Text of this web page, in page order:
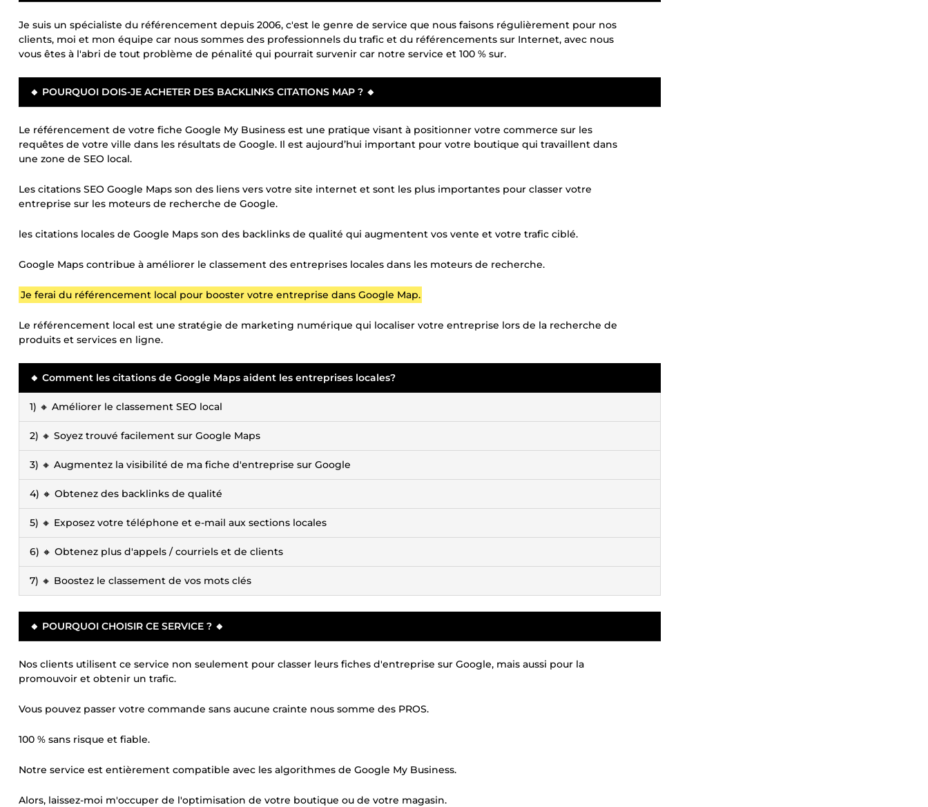
Je suis un spécialiste du référencement depuis 2006, c'est le genre de service que nous faisons régulièrement pour nos
clients, moi et mon équipe car nous sommes des professionnels du trafic et du référencements sur Internet, avec nous
vous êtes à l'abri de tout problème de pénalité qui pourrait survenir car notre service et 100 % sur.
🔸 POURQUOI DOIS-JE ACHETER DES BACKLINKS CITATIONS MAP ? 🔸
Le référencement de votre fiche Google My Business est une pratique visant à positionner votre commerce sur les
requêtes de votre ville dans les résultats de Google. Il est aujourd’hui important pour votre boutique qui travaillent dans
une zone de SEO local.
Les citations SEO Google Maps son des liens vers votre site internet et sont les plus importantes pour classer votre
entreprise sur les moteurs de recherche de Google.
les citations locales de Google Maps son des backlinks de qualité qui augmentent vos vente et votre trafic ciblé.
Google Maps contribue à améliorer le classement des entreprises locales dans les moteurs de recherche.
Je ferai du référencement local pour booster votre entreprise dans Google Map.
Le référencement local est une stratégie de marketing numérique qui localiser votre entreprise lors de la recherche de
produits et services en ligne.
🔸 Comment les citations de Google Maps aident les entreprises locales?
1) 🔸 Améliorer le classement SEO local
2) 🔸 Soyez trouvé facilement sur Google Maps
3) 🔸 Augmentez la visibilité de ma fiche d'entreprise sur Google
4) 🔸 Obtenez des backlinks de qualité
5) 🔸 Exposez votre téléphone et e-mail aux sections locales
6) 🔸 Obtenez plus d'appels / courriels et de clients
7) 🔸 Boostez le classement de vos mots clés
🔸 POURQUOI CHOISIR CE SERVICE ? 🔸
Nos clients utilisent ce service non seulement pour classer leurs fiches d'entreprise sur Google, mais aussi pour la
promouvoir et obtenir un trafic.
Vous pouvez passer votre commande sans aucune crainte nous somme des PROS.
100 % sans risque et fiable.
Notre service est entièrement compatible avec les algorithmes de Google My Business.
Alors, laissez-moi m'occuper de l'optimisation de votre boutique ou de votre magasin.